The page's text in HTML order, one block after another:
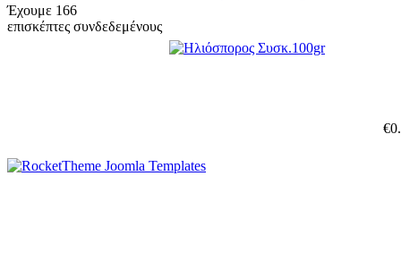
Έχουμε 166
επισκέπτες συνδεδεμένους